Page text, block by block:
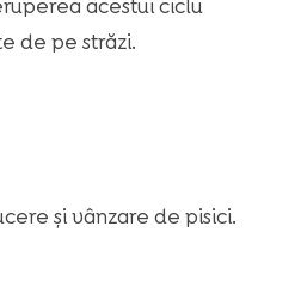
acestui ciclu
de pe străzi.
și vânzare de pisici.